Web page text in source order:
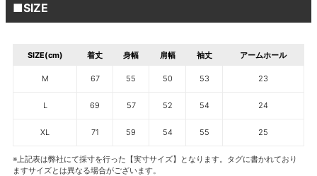
■SIZE
SIZE(cm) 着丈 身幅 肩幅 袖丈 アームホール
M 67 55 50 53 23
L 69 57 52 54 24
XL 71 59 54 55 25
※上記表は弊社にて採寸を行った【実寸サイズ】となります。タグに書かれており
ますサイズとは異なる場合がございます。